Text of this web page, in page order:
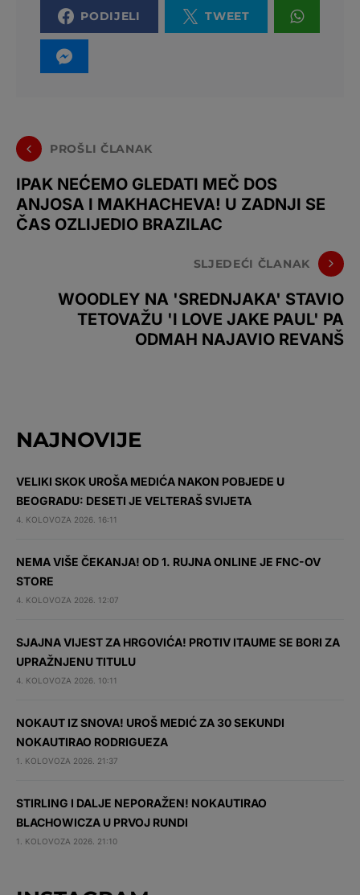
PODIJELI TWEET
PROŠLI ČLANAK
IPAK NEĆEMO GLEDATI MEČ DOS
ANJOSA I MAKHACHEVA! U ZADNJI SE
ČAS OZLIJEDIO BRAZILAC
SLJEDEĆI ČLANAK
WOODLEY NA 'SREDNJAKA' STAVIO
TETOVAŽU 'I LOVE JAKE PAUL' PA
ODMAH NAJAVIO REVANŠ
NAJNOVIJE
VELIKI SKOK UROŠA MEDIĆA NAKON POBJEDE U
BEOGRADU: DESETI JE VELTERAŠ SVIJETA
4. KOLOVOZA 2026. 16:11
NEMA VIŠE ČEKANJA! OD 1. RUJNA ONLINE JE FNC-OV
STORE
4. KOLOVOZA 2026. 12:07
SJAJNA VIJEST ZA HRGOVIĆA! PROTIV ITAUME SE BORI ZA
UPRAŽNJENU TITULU
4. KOLOVOZA 2026. 10:11
NOKAUT IZ SNOVA! UROŠ MEDIĆ ZA 30 SEKUNDI
NOKAUTIRAO RODRIGUEZA
1. KOLOVOZA 2026. 21:37
STIRLING I DALJE NEPORAŽEN! NOKAUTIRAO
BLACHOWICZA U PRVOJ RUNDI
1. KOLOVOZA 2026. 21:10